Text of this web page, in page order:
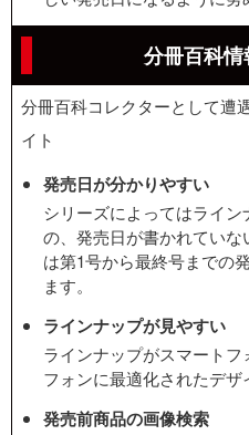
分冊百科
分冊百科コレクターとして遭
イト
発売日が分かりやすい
シリーズによってはライ
の、発売日が書かれてい
は第1号から最終号までの
ます。
ラインナップが見やすい
ラインナップがスマート
フォンに最適化されたデザ
発売前商品の画像検索